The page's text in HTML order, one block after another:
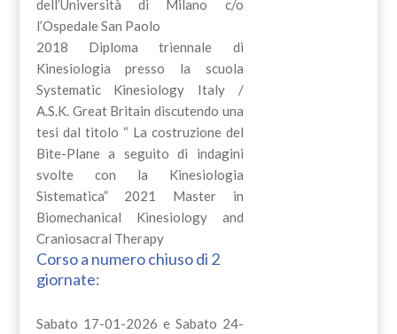
dell’Università di Milano c/o
l’Ospedale San Paolo
2018 Diploma triennale di
Kinesiologia presso la scuola
Systematic Kinesiology Italy /
A.S.K. Great Britain discutendo una
tesi dal titolo “ La costruzione del
Bite-Plane a seguito di indagini
svolte con la Kinesiologia
Sistematica” 2021 Master in
Biomechanical Kinesiology and
Craniosacral Therapy
Corso a numero chiuso di 2
giornate:
Sabato 17-01-2026 e Sabato 24-